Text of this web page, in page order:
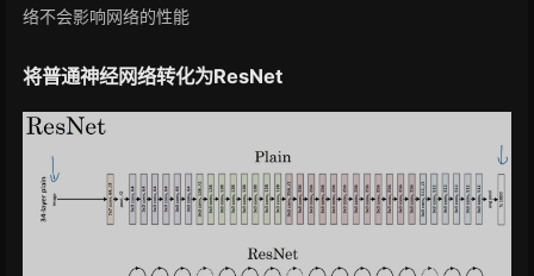
络不会影响网络的性能
将普通神经网络转化为ResNet